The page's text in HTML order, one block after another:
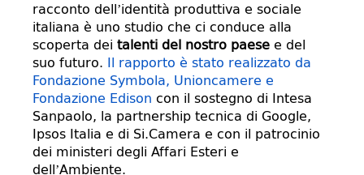
racconto dell’identità produttiva e sociale
italiana è uno studio che ci conduce alla
scoperta dei talenti del nostro paese e del
suo futuro. Il rapporto è stato realizzato da
Fondazione Symbola, Unioncamere e
Fondazione Edison con il sostegno di Intesa
Sanpaolo, la partnership tecnica di Google,
Ipsos Italia e di Si.Camera e con il patrocinio
dei ministeri degli Affari Esteri e
dell’Ambiente.